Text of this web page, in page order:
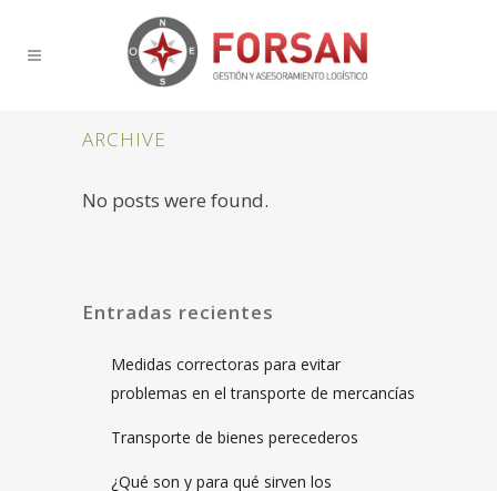
ARCHIVE
No posts were found.
Entradas recientes
Medidas correctoras para evitar
problemas en el transporte de mercancías
Transporte de bienes perecederos
¿Qué son y para qué sirven los